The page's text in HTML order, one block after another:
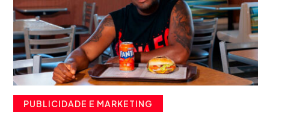
PUBLICIDADE E MARKETING